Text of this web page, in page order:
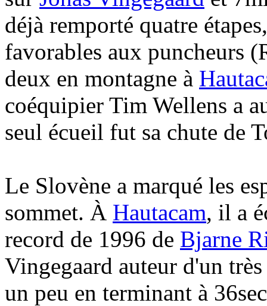
déjà remporté quatre
favorables aux puncheurs
deux en montagne à
coéquipier Tim Wellens a
seul écueil fut sa chute de
Le Slovène a marqué les
sommet. À Hautacam, il a
record de 1996 de Bjarne
Vingegaard auteur d'un
un peu en terminant à